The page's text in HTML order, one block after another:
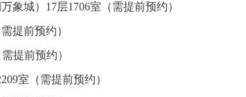
象城）17层1706室（需提前预约）
提前预约）
提前预约）
室（需提前预约）